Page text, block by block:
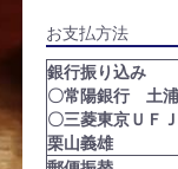
お支払方法
銀行振り込み
〇常陽銀行 土
〇三菱東京Ｕ
栗山義雄